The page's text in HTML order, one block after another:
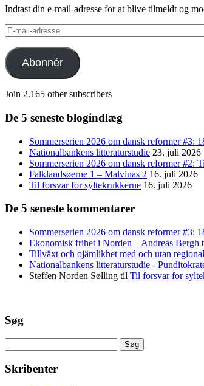
Indtast din e-mail-adresse for at blive tilmeldt og
E-
mail-
adresse
Abonnér
Join 2.165 other subscribers
De 5 seneste blogindlæg
Sommerserien 2026 om dansk reformer #3:
Nationalbankens litteraturstudie 23. juli 2026
Sommerserien 2026 om dansk reformer #2:
Falklandsøerne 1 – Malvinas 2 16. juli 2026
Til forsvar for syltekrukkerne 16. juli 2026
De 5 seneste kommentarer
Sommerserien 2026 om dansk reformer #3:
Ekonomisk frihet i Norden – Andreas Bergh
Tillväxt och ojämlikhet med och utan
Nationalbankens litteraturstudie -
Steffen Norden Sølling til Til forsvar for
Søg
efter:
Skribenter